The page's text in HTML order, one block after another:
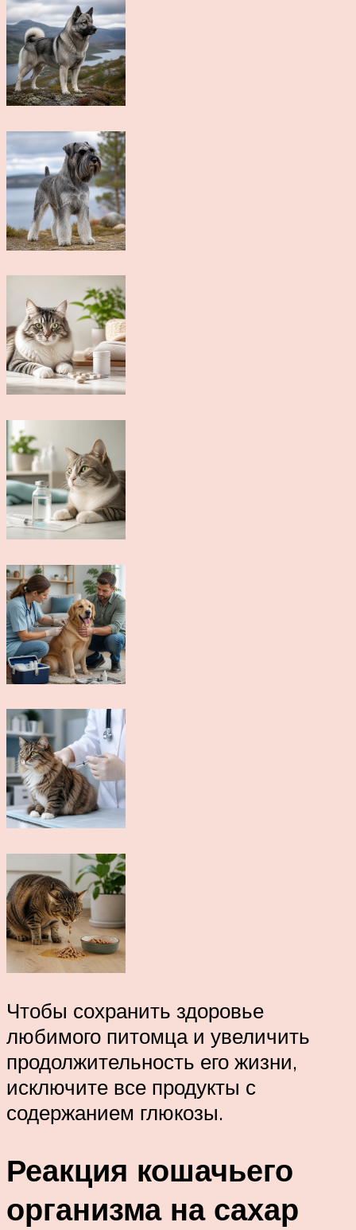
Чтобы сохранить здоровье
любимого питомца и увеличить
продолжительность его жизни,
исключите все продукты с
содержанием глюкозы.
Реакция кошачьего
организма на сахар